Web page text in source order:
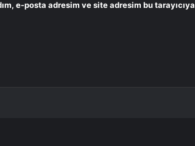
e-posta adresim ve site adresim bu tarayıcıya